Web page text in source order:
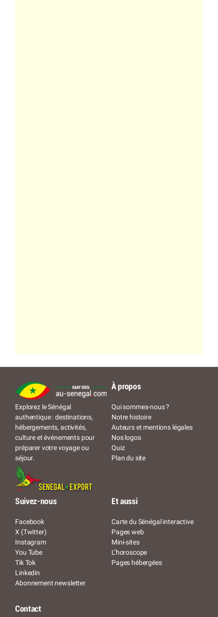
Explorez le Sénégal
authentique : destinations,
hébergements, activités,
culture et événements pour
préparer votre voyage ou
séjour.
À propos
Qui sommes-nous ?
Notre histoire
Auteurs et mentions légales
Nos logos
Quiz
Plan du site
Suivez-nous
Facebook
X (Twitter)
Instagram
You Tube
Tik Tok
Linkedin
Abonnement newsletter
Et aussi
Carte du Sénégal interactive
Pages web
Mini-sites
L’horoscope
Pages hébergées
Contact